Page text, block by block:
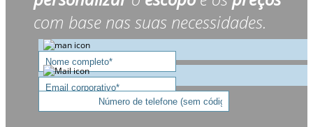
com base nas suas necessidades.